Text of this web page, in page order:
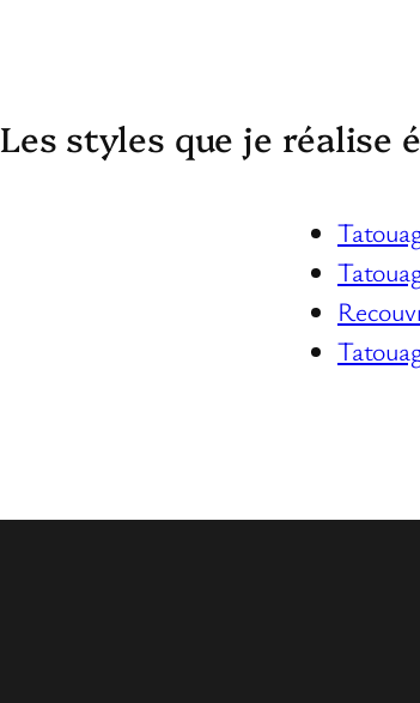
Les styles que je réalise